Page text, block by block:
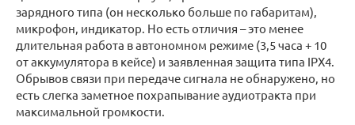
зарядного типа (он несколько больше по габаритам),
микрофон, индикатор. Но есть отличия – это менее
длительная работа в автономном режиме (3,5 часа + 10
от аккумулятора в кейсе) и заявленная защита типа IPX4.
Обрывов связи при передаче сигнала не обнаружено, но
есть слегка заметное похрапывание аудиотракта при
максимальной громкости.